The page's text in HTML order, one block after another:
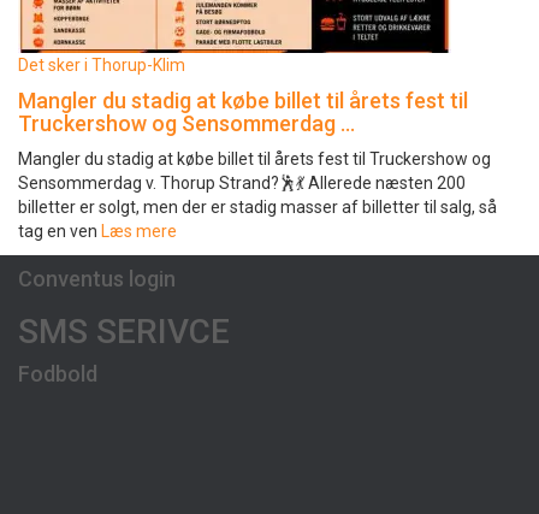
Det sker i Thorup-Klim
Mangler du stadig at købe billet til årets fest til
Truckershow og Sensommerdag …
Mangler du stadig at købe billet til årets fest til Truckershow og
Sensommerdag v. Thorup Strand?🕺💃 Allerede næsten 200
billetter er solgt, men der er stadig masser af billetter til salg, så
tag en ven Læs mere
Conventus login
SMS SERIVCE
Fodbold